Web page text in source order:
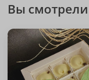
Вы смотрели